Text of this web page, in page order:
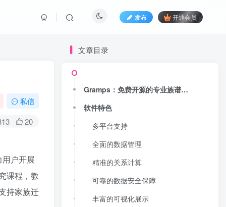
发布 开通会员
私信
20
户开展
课程，教
持家族迁
文章目录
Gramps：免费开源的专业族谱管理软件
软件特色
多平台支持
全面的数据管理
精准的关系计算
可靠的数据安全保障
丰富的可视化展示
Gramps：免费开源的专业族谱管理软件
软件特色
多平台支持
全面的数据管理
精准的关系计算
可靠的数据安全保障
丰富的可视化展示